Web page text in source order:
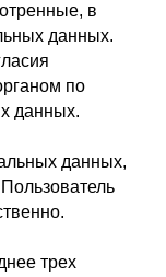
в
данных.
по
данных.
данных,
трех